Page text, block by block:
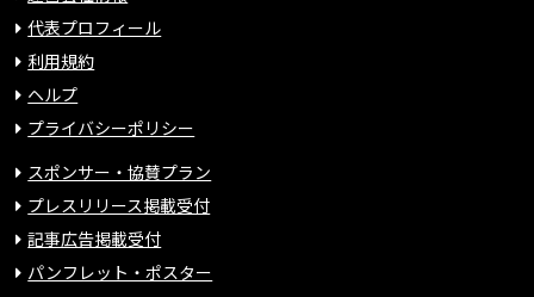
代表プロフィール
利用規約
ヘルプ
プライバシーポリシー
スポンサー・協賛プラン
プレスリリース掲載受付
記事広告掲載受付
パンフレット・ポスター